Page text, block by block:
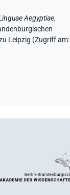
Aegyptiae,
Leipzig (Zugriff am: